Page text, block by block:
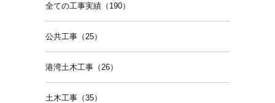
全ての工事実績（190）
公共工事（25）
港湾土木工事（26）
土木工事（35）